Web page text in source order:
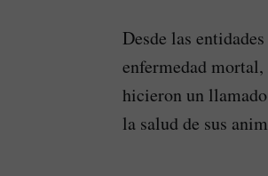
Desde las
enfermedad
hicieron un
la salud de sus